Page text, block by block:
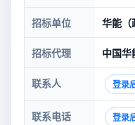
招标单位 华能（
招标代理 中国华
联系人 登录
联系电话 登录